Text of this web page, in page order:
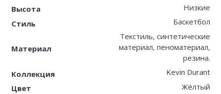
Высота
Низкие
Стиль
Баскетбол
Материал
Текстиль, синтетические
материал, пеноматериал,
резина.
Коллекция
Kevin Durant
Цвет
Жёлтый